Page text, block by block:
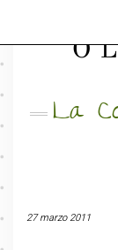
La
27 marzo 2011